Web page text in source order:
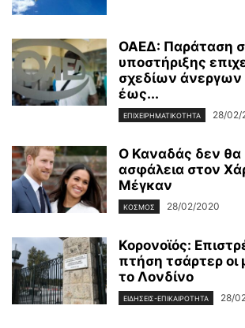
ΟΑΕΔ: Παράταση
υποστήριξης
σχεδίων άνεργων
έως...
ΕΠΙΧΕΙΡΗΜΑΤΙΚΌΤΗΤΑ 28/02/
Ο Καναδάς δεν θα
ασφάλεια στον
Μέγκαν
ΚΌΣΜΟΣ 28/02/2020
Κορονοϊός:
πτήση τσάρτερ
το Λονδίνο
ΕΙΔΉΣΕΙΣ-ΕΠΙΚΑΙΡΌΤΗΤΑ 28/